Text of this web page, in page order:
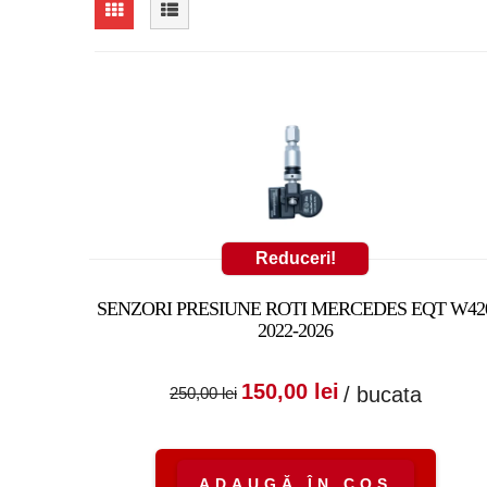
Reduceri!
SENZORI PRESIUNE ROTI MERCEDES EQT
2022-2026
250,00lei
Prețul inițial a fost:
150,00 lei Prețul curent
150,00 lei.
/ bucata